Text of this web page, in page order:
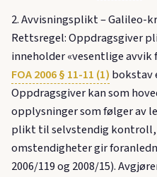
2. Avvisningsplikt – Galileo-
Rettsregel: Oppdragsgiver
inneholder «vesentlige avvik
FOA 2006 § 11-11 (1) bokstav
Oppdragsgiver kan som
opplysninger som følger av
plikt til selvstendig
omstendigheter gir
2006/119 og 2008/15).